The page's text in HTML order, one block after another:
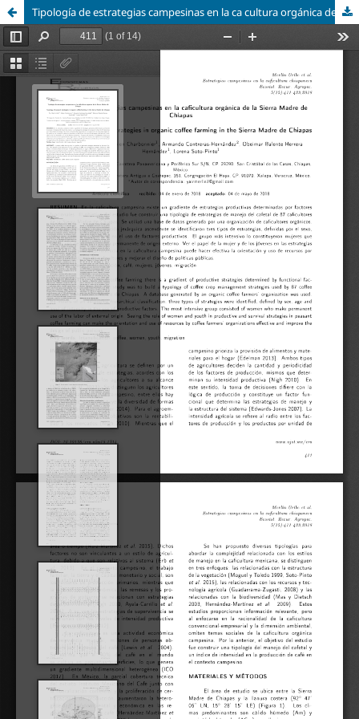
Tipología de estrategias campesinas en la ca cultura orgánica de la Sierra Madre de Chiapas